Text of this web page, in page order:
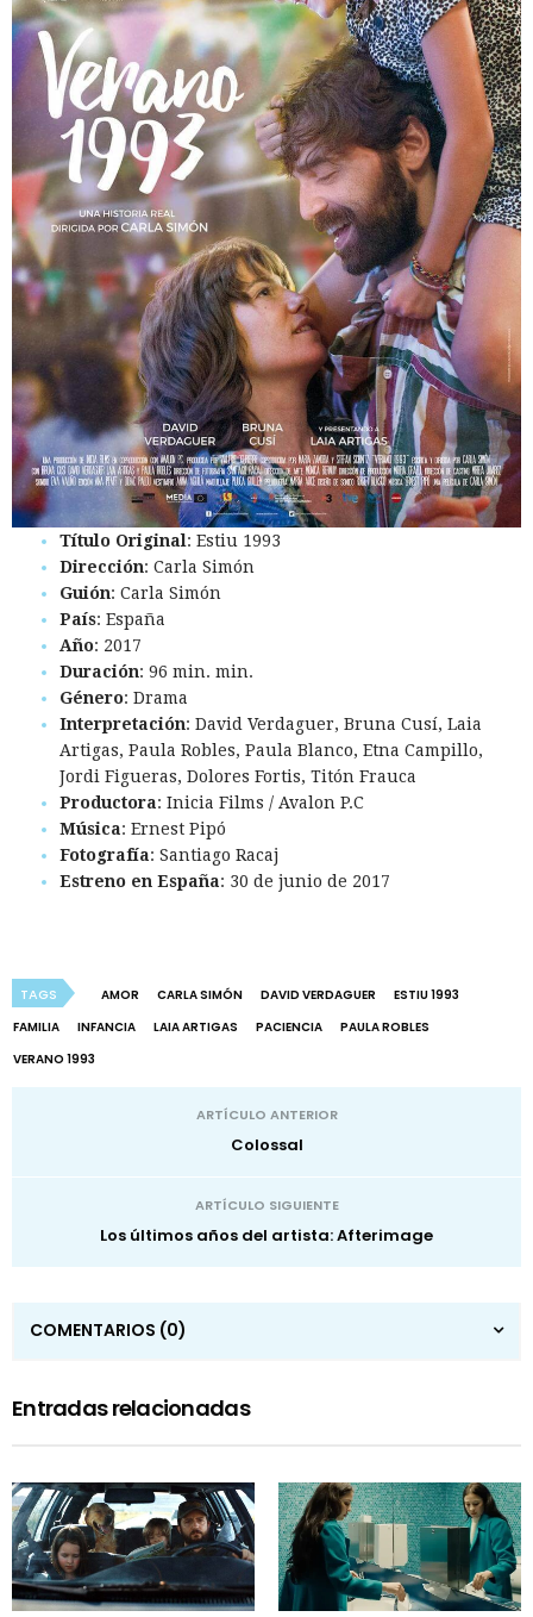
Título Original: Estiu 1993
Dirección: Carla Simón
Guión: Carla Simón
País: España
Año: 2017
Duración: 96 min. min.
Género: Drama
Interpretación: David Verdaguer, Bruna Cusí, Laia
Artigas, Paula Robles, Paula Blanco, Etna Campillo,
Jordi Figueras, Dolores Fortis, Titón Frauca
Productora: Inicia Films / Avalon P.C
Música: Ernest Pipó
Fotografía: Santiago Racaj
Estreno en España: 30 de junio de 2017
TAGS AMOR CARLA SIMÓN DAVID VERDAGUER
ESTIU 1993
FAMILIA
INFANCIA LAIA ARTIGAS PACIENCIA
PAULA ROBLES
VERANO 1993
ARTÍCULO ANTERIOR
Colossal
ARTÍCULO SIGUIENTE
Los últimos años del artista: Afterimage
COMENTARIOS (0)
Entradas relacionadas